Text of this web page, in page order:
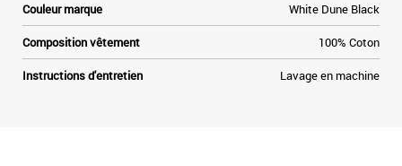
Couleur marque White Dune Black
Composition vêtement 100% Coton
Instructions d'entretien Lavage en machine